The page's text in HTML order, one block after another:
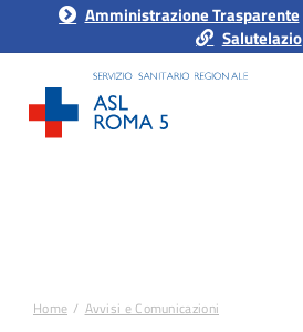
Amministrazione Trasparente
Salutelazio
Tu sei qui:
Home Avvisi e Comunicazioni